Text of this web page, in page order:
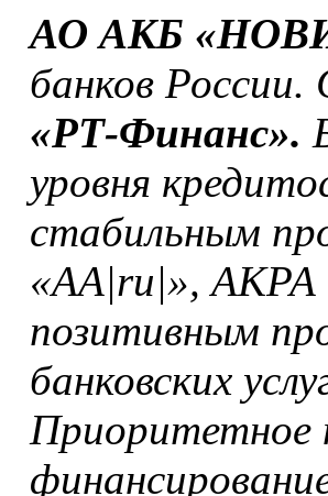
АО АКБ
банков России.
«РТ-Финанс».
уровня
стабильным
«АА|ru|», АКРА
позитивным
банковских
Приоритетное